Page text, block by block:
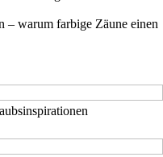
– warum farbige Zäune einen